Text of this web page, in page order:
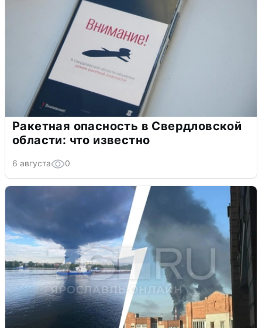
Ракетная опасность в Свердловской
области: что известно
6 августа 0